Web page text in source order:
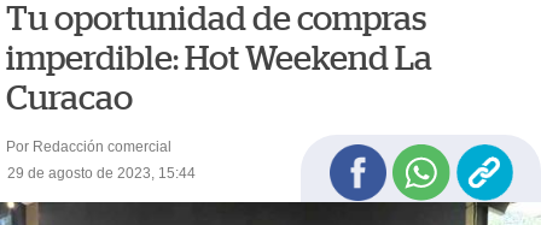
Tu oportunidad de compras
imperdible: Hot Weekend La
Curacao
Por Redacción comercial
29 de agosto de 2023, 15:44